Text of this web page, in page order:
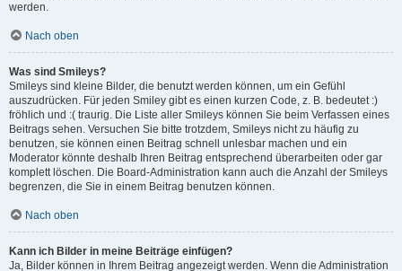
werden.
Nach oben
Was sind Smileys?
Smileys sind kleine Bilder, die benutzt werden können, um ein Gefühl
auszudrücken. Für jeden Smiley gibt es einen kurzen Code, z. B. bedeutet :)
fröhlich und :( traurig. Die Liste aller Smileys können Sie beim Verfassen eines
Beitrags sehen. Versuchen Sie bitte trotzdem, Smileys nicht zu häufig zu
benutzen, sie können einen Beitrag schnell unlesbar machen und ein
Moderator könnte deshalb Ihren Beitrag entsprechend überarbeiten oder gar
komplett löschen. Die Board-Administration kann auch die Anzahl der Smileys
begrenzen, die Sie in einem Beitrag benutzen können.
Nach oben
Kann ich Bilder in meine Beiträge einfügen?
Ja, Bilder können in Ihrem Beitrag angezeigt werden. Wenn die Administration